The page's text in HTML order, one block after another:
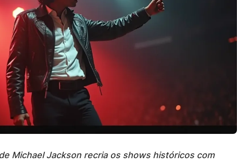
Michael Jackson recria os shows históricos com